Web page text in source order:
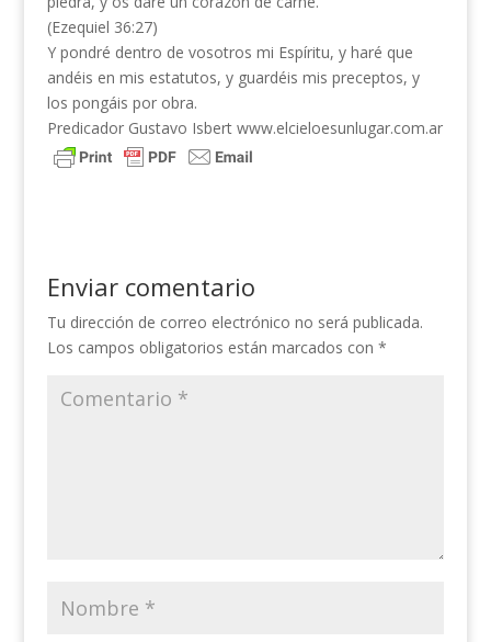
(Ezequiel 36:27)
Y pondré dentro de vosotros mi Espíritu, y haré que
andéis en mis estatutos, y guardéis mis preceptos, y
los pongáis por obra.
Predicador Gustavo Isbert www.elcieloesunlugar.com.ar
Enviar comentario
Tu dirección de correo electrónico no será publicada.
Los campos obligatorios están marcados con *